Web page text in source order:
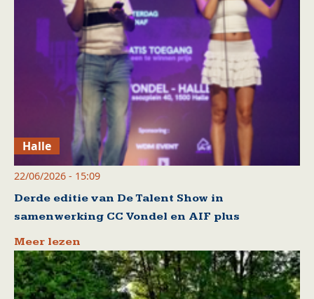
Halle
22/06/2026 - 15:09
Derde editie van De Talent Show in
samenwerking CC Vondel en AIF plus
Meer lezen